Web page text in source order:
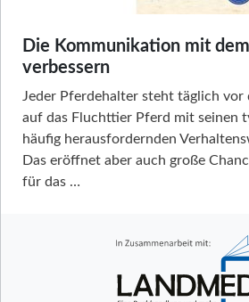
Die Kommunikation mit
verbessern
Jeder Pferdehalter steht täglich vor
auf das Fluchttier Pferd mit seinen
häufig herausfordernden
Das eröffnet aber auch große
für das …